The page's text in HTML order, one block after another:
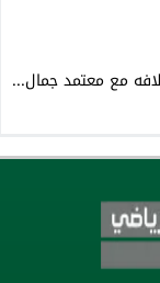
مع معتمد جمال...